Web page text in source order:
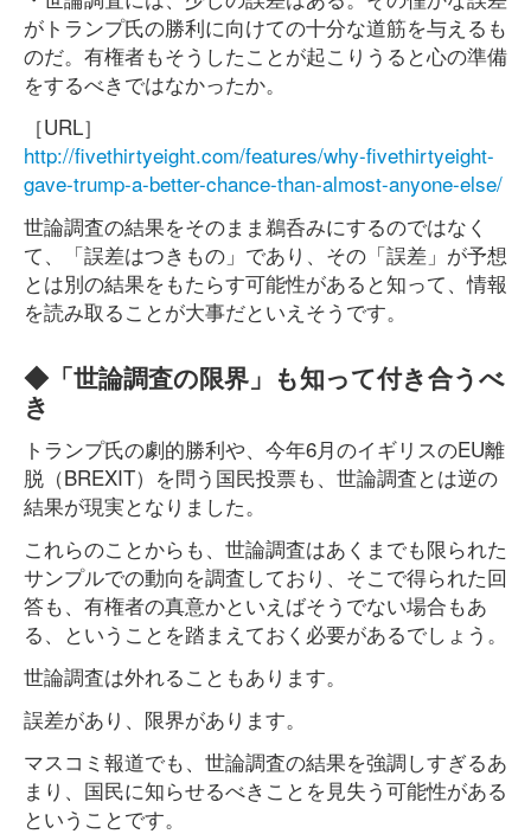
がトランプ氏の勝利に向けての十分な道筋を与えるも
のだ。有権者もそうしたことが起こりうると心の準備
をするべきではなかったか。
［URL］
http://fivethirtyeight.com/features/why-fivethirtyeight-
gave-trump-a-better-chance-than-almost-anyone-else/
世論調査の結果をそのまま鵜呑みにするのではなく
て、「誤差はつきもの」であり、その「誤差」が予想
とは別の結果をもたらす可能性があると知って、情報
を読み取ることが大事だといえそうです。
◆「世論調査の限界」も知って付き合うべ
き
トランプ氏の劇的勝利や、今年6月のイギリスのEU離
脱（BREXIT）を問う国民投票も、世論調査とは逆の
結果が現実となりました。
これらのことからも、世論調査はあくまでも限られた
サンプルでの動向を調査しており、そこで得られた回
答も、有権者の真意かといえばそうでない場合もあ
る、ということを踏まえておく必要があるでしょう。
世論調査は外れることもあります。
誤差があり、限界があります。
マスコミ報道でも、世論調査の結果を強調しすぎるあ
まり、国民に知らせるべきことを見失う可能性がある
ということです。